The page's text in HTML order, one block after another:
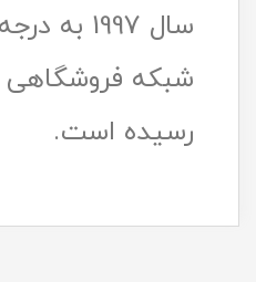
سال 1997
شبکه فروشگاهی
رسیده است.